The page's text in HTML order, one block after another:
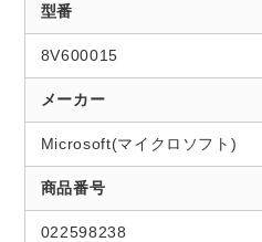
型番
8V600015
メーカー
Microsoft(マイクロソフト)
商品番号
022598238